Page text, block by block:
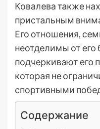
Ковалева также
пристальным
Его отношения,
неотделимы от его
подчеркивают его
которая не
спортивными
Содержание